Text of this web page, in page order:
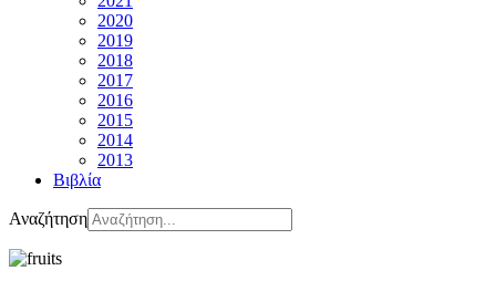
2020
2019
2018
2017
2016
2015
2014
2013
Βιβλία
Αναζήτηση